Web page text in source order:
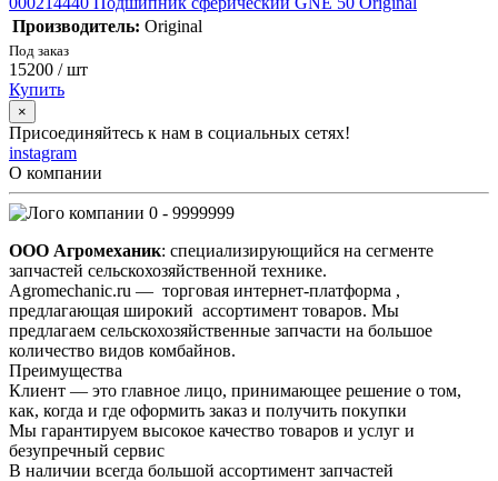
Производитель: Original
Под заказ
15200 / шт
Купить
×
Присоединяйтесь к нам в социальных сетях!
instagram
О компании
0 - 9999999
ООО Агромеханик: специализирующийся на сегменте
запчастей сельскохозяйственной технике.
Agromechanic.ru — торговая интернет-платформа ,
предлагающая широкий ассортимент товаров. Мы
предлагаем сельскохозяйственные запчасти на большое
количество видов комбайнов.
Преимущества
Клиент — это главное лицо, принимающее решение о том,
как, когда и где оформить заказ и получить покупки
Мы гарантируем высокое качество товаров и услуг и
безупречный сервис
В наличии всегда большой ассортимент запчастей